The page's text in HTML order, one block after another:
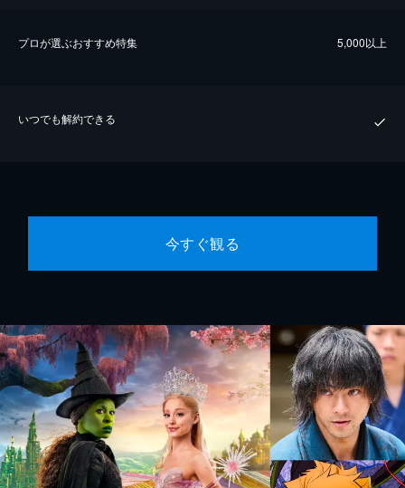
プロが選ぶおすすめ特集 5,000以上
いつでも解約できる
今すぐ観る